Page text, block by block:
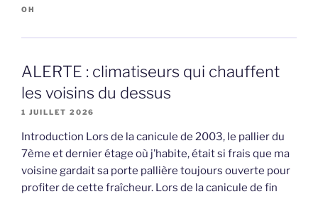
OH
ALERTE : climatiseurs qui chauffent
les voisins du dessus
1 JUILLET 2026
Introduction Lors de la canicule de 2003, le pallier du
7ème et dernier étage où j’habite, était si frais que ma
voisine gardait sa porte pallière toujours ouverte pour
profiter de cette fraîcheur. Lors de la canicule de fin